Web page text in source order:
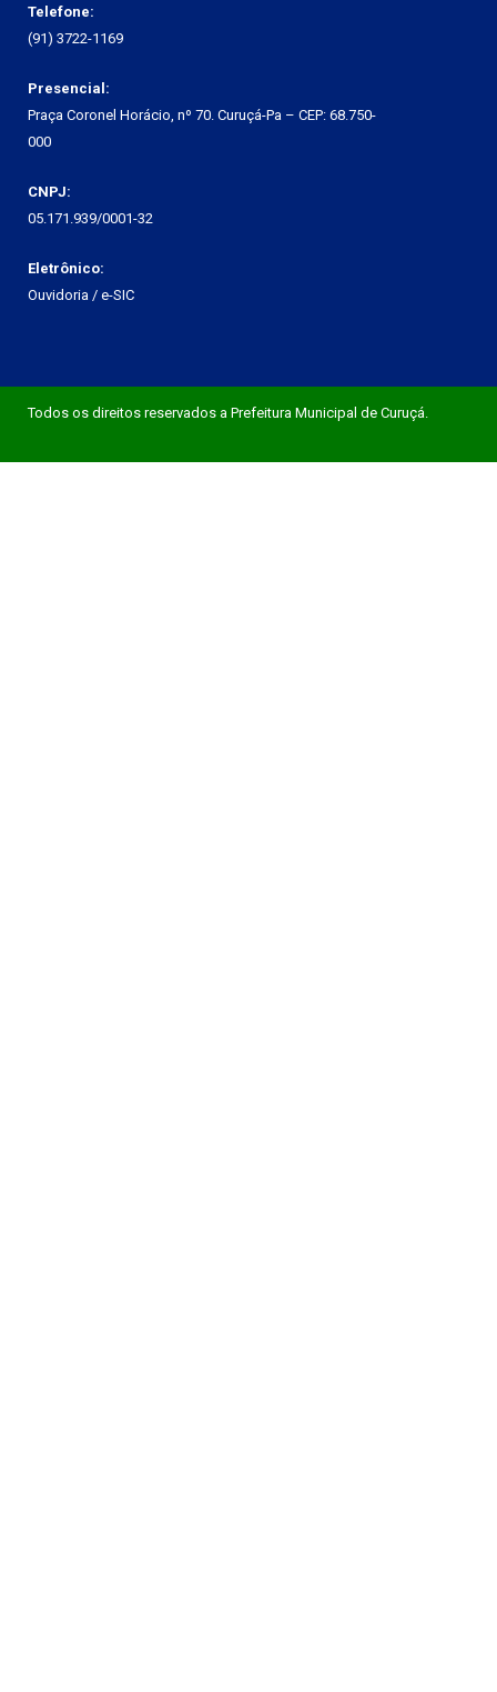
Telefone:
(91) 3722-1169
Presencial:
Praça Coronel Horácio, nº 70. Curuçá-Pa – CEP: 68.750-
000
CNPJ:
05.171.939/0001-32
Eletrônico:
Ouvidoria / e-SIC
Todos os direitos reservados a Prefeitura Municipal de Curuçá.